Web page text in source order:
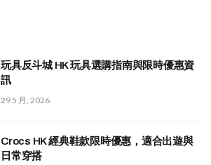
玩具反斗城 HK 玩具選購指南與限時優惠資
訊
29 5 月, 2026
Crocs HK 經典鞋款限時優惠，適合出遊與
日常穿搭